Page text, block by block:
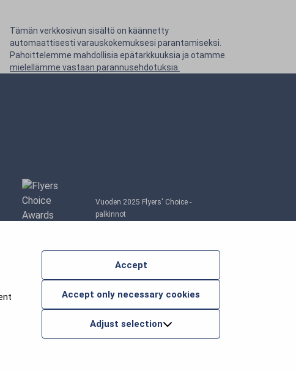
Accept
Accept only necessary cookies
Adjust selection
Tämän verkkosivun sisältö on käännetty
automaattisesti varauskokemuksesi parantamiseksi.
Pahoittelemme mahdollisia epätarkkuuksia ja otamme
mielellämme vastaan parannusehdotuksia.
Vuoden 2025 Flyers' Choice -
palkinnot